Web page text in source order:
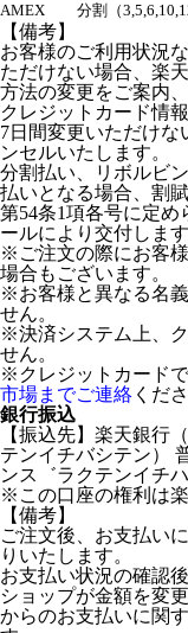
AMEX
分割（
【備考】
お客様のご利用状況
ただけない場合、楽
方法の変更をご案内
クレジットカード情
7日間変更いただけな
ンセルいたします。
分割払い、リボルビ
払いとなる場合、割
第54条1項各号に定め
ールにより交付します
※ご注文の際にお客
場合もございます。
※お客様と異なる名
せん。
※決済システム上、
せん。
※クレジットカード
市場までご連絡 くだ
銀行振込
【振込先】楽天銀行
テンイチバシテン）
ンス゛ラクテンイチ
※この口座の権利は
【備考】
ご注文後、お支払い
りいたします。
お支払い状況の確認
ショップが金額を変
からのお支払いに関